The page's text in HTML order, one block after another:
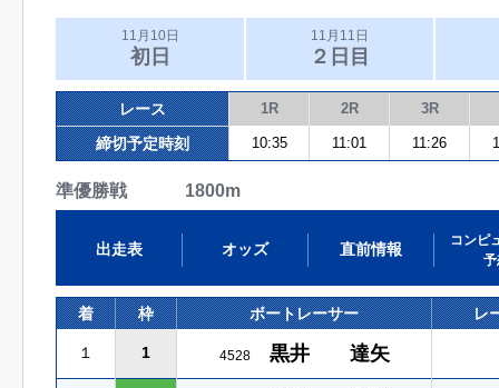
11月10日
初日
11月11日
２日目
レース 1R 2R 3R
締切予定時刻 10:35 11:01 11:26
準優勝戦 1800m
出走表 オッズ 直前情報
コンピ
予
着 枠 ボートレーサー レ
１ 1 4528 黒井 達矢